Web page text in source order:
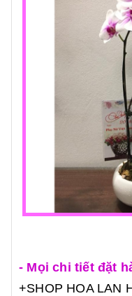
- Mọi chi tiết đặt
+SHOP HOA LAN